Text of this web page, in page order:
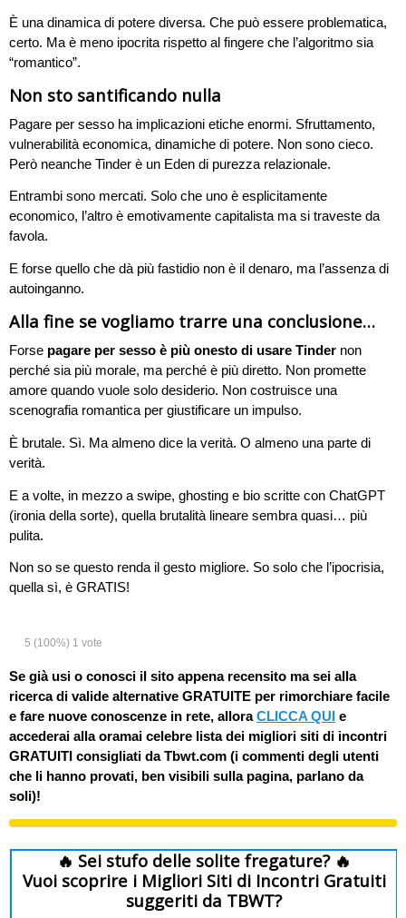
È una dinamica di potere diversa. Che può essere problematica,
certo. Ma è meno ipocrita rispetto al fingere che l’algoritmo sia
“romantico”.
Non sto santificando nulla
Pagare per sesso ha implicazioni etiche enormi. Sfruttamento,
vulnerabilità economica, dinamiche di potere. Non sono cieco.
Però neanche Tinder è un Eden di purezza relazionale.
Entrambi sono mercati. Solo che uno è esplicitamente
economico, l’altro è emotivamente capitalista ma si traveste da
favola.
E forse quello che dà più fastidio non è il denaro, ma l’assenza di
autoinganno.
Alla fine se vogliamo trarre una conclusione…
Forse pagare per sesso è più onesto di usare Tinder non
perché sia più morale, ma perché è più diretto. Non promette
amore quando vuole solo desiderio. Non costruisce una
scenografia romantica per giustificare un impulso.
È brutale. Sì. Ma almeno dice la verità. O almeno una parte di
verità.
E a volte, in mezzo a swipe, ghosting e bio scritte con ChatGPT
(ironia della sorte), quella brutalità lineare sembra quasi… più
pulita.
Non so se questo renda il gesto migliore. So solo che l’ipocrisia,
quella sì, è GRATIS!
5 (100%) 1 vote
Se già usi o conosci il sito appena recensito ma sei alla
ricerca di valide alternative GRATUITE per rimorchiare facile
e fare nuove conoscenze in rete, alloraCLICCA QUI e
accederai alla oramai celebre lista dei migliori siti di incontri
GRATUITI consigliati da Tbwt.com (i commenti degli utenti
che li hanno provati, ben visibili sulla pagina, parlano da
soli)!
🔥 Sei stufo delle solite fregature? 🔥
Vuoi scoprire i Migliori Siti di Incontri Gratuiti
suggeriti da TBWT?